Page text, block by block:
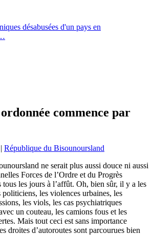
désabusées d'un pays en
commence par
| République du Bisounoursland
ne serait plus aussi douce ni aussi
Forces de l’Ordre et du Progrès
tous les jours à l’affût. Oh, bien sûr, il y a les
les violences urbaines, les
les viols, les cas psychiatriques
un couteau, les camions fous et les
Mais tout ceci est sans importance
droites d’autoroutes sont parcourues bien